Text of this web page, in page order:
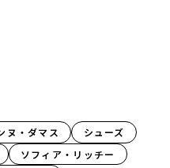
ヌ・ダマス
シューズ
ソフィア・リッチー